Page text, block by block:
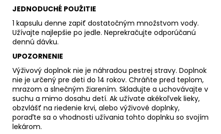
JEDNODUCHÉ POUŽITIE
1 kapsulu denne zapiť dostatočným množstvom vody.
Užívajte najlepšie po jedle. Neprekračujte odporúčanú
dennú dávku.
UPOZORNENIE
Výživový doplnok nie je náhradou pestrej stravy. Doplnok
nie je určený pre deti do 14 rokov. Chráňte pred teplom,
mrazom a slnečným žiarením. Skladujte a uchovávajte v
suchu a mimo dosahu detí. Ak užívate akékoľvek lieky,
obzvlášť na riedenie krvi, alebo výživové doplnky,
poraďte sa o vhodnosti užívania tohto doplnku so svojím
lekárom.